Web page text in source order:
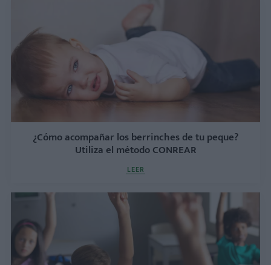
¿Cómo acompañar los berrinches de tu peque?
Utiliza el método CONREAR
LEER